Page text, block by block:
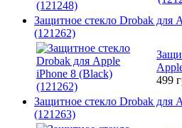
Защитное стекло Drobak для
(121262)
499
Защитное стекло Drobak для
(121263)